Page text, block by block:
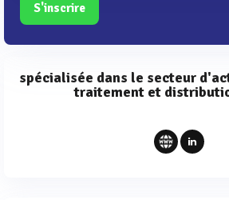
S'inscrire
spécialisée dans le secteur
traitement et